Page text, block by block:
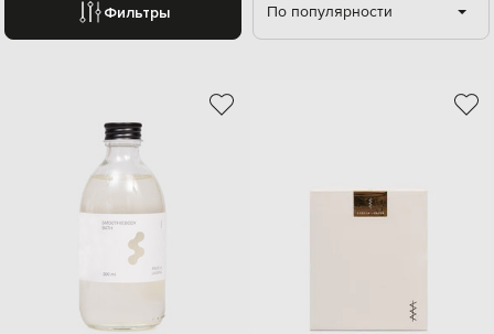
Фильтры По популярности